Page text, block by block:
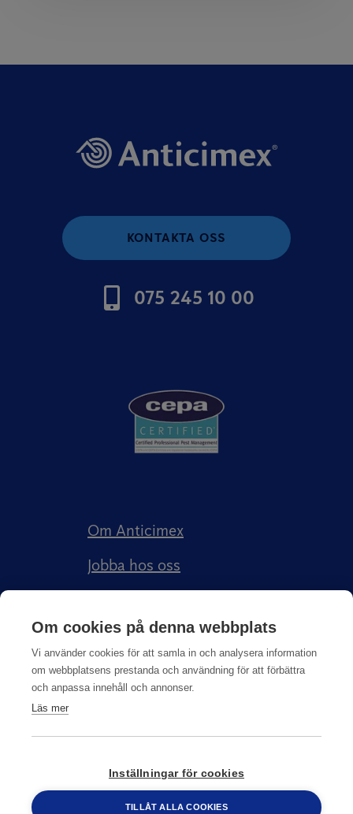
KONTAKTA OSS
075 245 10 00
Om Anticimex
Jobba hos oss
Anticimex Försäkringar AB
Integritetspolicy
© Copyright2026Anticimex
Om cookies på denna webbplats
Vi använder cookies för att samla in och analysera information
om webbplatsens prestanda och användning för att förbättra
och anpassa innehåll och annonser.
Läs mer
Inställningar för cookies
TILLÅT ALLA COOKIES